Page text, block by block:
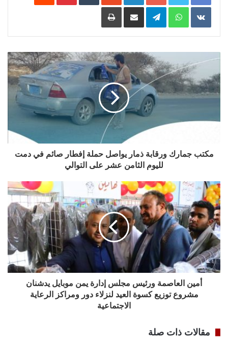
‏VKontakte
WhatsApp
Telegram مشاركة عبر البريد طباعة
مكتب جمارك ورقابة ذمار يواصل حملة إفطار صائم في دمت
لليوم الثامن عشر على التوالي
أمين العاصمة ورئيس مجلس إدارة يمن موبايل يدشنان
مشروع توزيع كسوة العيد لنزلاء دور ومراكز الرعاية
الاجتماعية
مقالات ذات صلة